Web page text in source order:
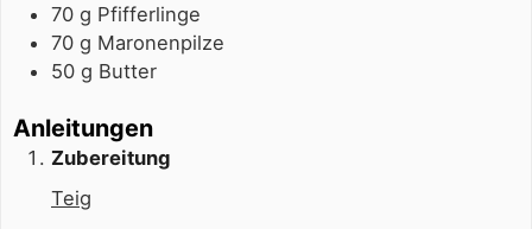
70 g Pfifferlinge
70 g Maronenpilze
50 g Butter
Anleitungen
Zubereitung
Teig